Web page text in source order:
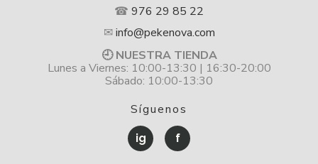
☎ 976 29 85 22
✉info@pekenova.com
🕘 NUESTRA TIENDA
Lunes a Viernes: 10:00-13:30 | 16:30-20:00
Sábado: 10:00-13:30
Síguenos
ig f